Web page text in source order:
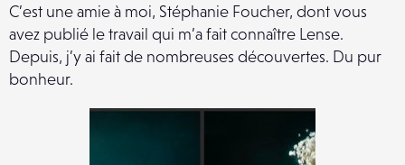
C’est une amie à moi, Stéphanie Foucher, dont vous
avez publié le travail qui m’a fait connaître Lense.
Depuis, j’y ai fait de nombreuses découvertes. Du pur
bonheur.